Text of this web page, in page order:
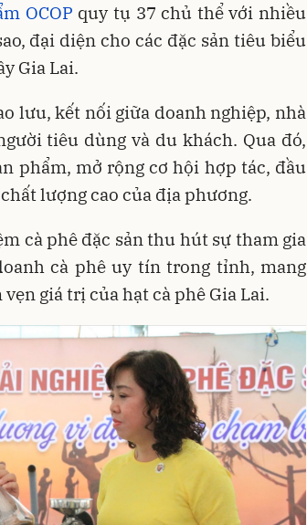
OCOP quy tụ 37 chủ thể với nhiều
đại diện cho các đặc sản tiêu biểu
Gia Lai.
lưu, kết nối giữa doanh nghiệp, nhà
tiêu dùng và du khách. Qua đó,
phẩm, mở rộng cơ hội hợp tác, đầu
lượng cao của địa phương.
cà phê đặc sản thu hút sự tham gia
cà phê uy tín trong tỉnh, mang
giá trị của hạt cà phê Gia Lai.